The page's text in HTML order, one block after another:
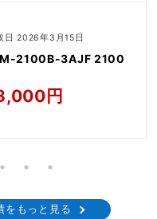
日 2026年3月15日
2100B-3AJF 2100
円
をもっと見る